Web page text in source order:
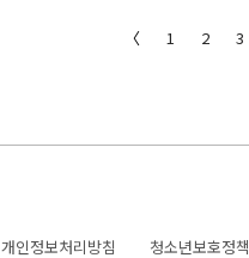
〈 1 2 3
개인정보처리방침 청소년보호정책